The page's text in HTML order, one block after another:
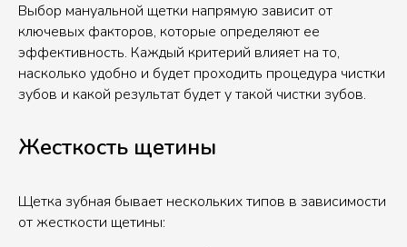
Выбор мануальной щетки напрямую зависит от
ключевых факторов, которые определяют ее
эффективность. Каждый критерий влияет на то,
насколько удобно и будет проходить процедура чистки
зубов и какой результат будет у такой чистки зубов.
Жесткость щетины
Щетка зубная бывает нескольких типов в зависимости
от жесткости щетины: